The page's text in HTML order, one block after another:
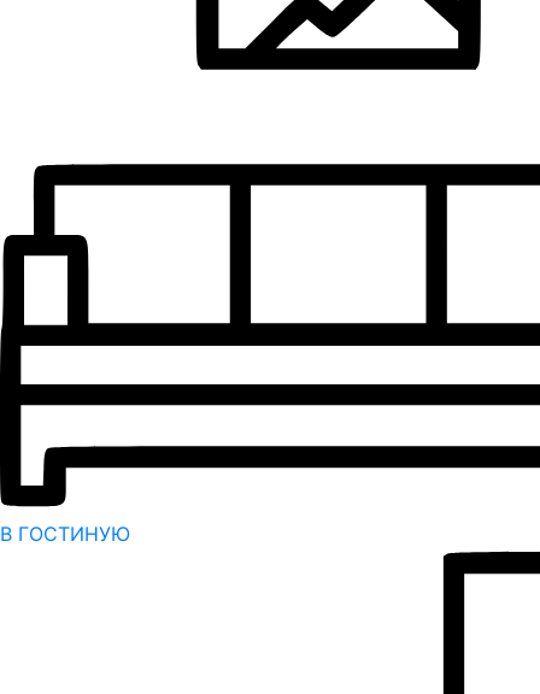
В ГОСТИНУЮ